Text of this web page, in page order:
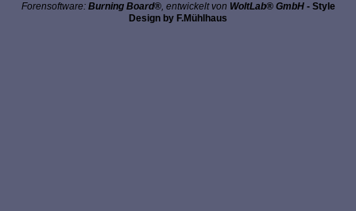
Forensoftware: Burning Board®, entwickelt von WoltLab® GmbH